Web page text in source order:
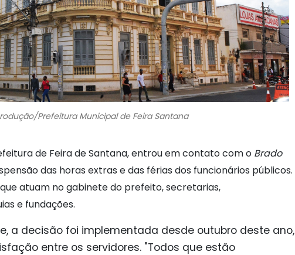
Prefeitura Municipal de Feira Santana
de Feira de Santana, entrou em contato com o Brado
das horas extras e das férias dos funcionários públicos.
atuam no gabinete do prefeito, secretarias,
e fundações.
a decisão foi implementada desde outubro deste ano,
entre os servidores. "Todos que estão